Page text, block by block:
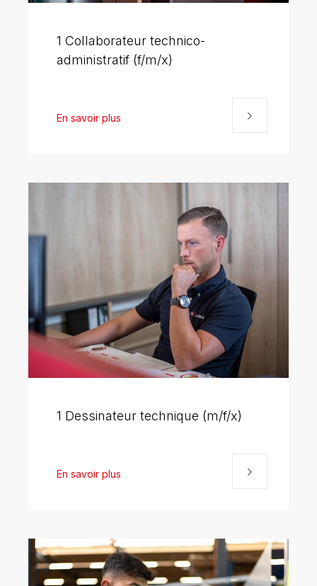
1 Collaborateur technico-
administratif (f/m/x)
En savoir plus
1 Dessinateur technique (m/f/x)
En savoir plus